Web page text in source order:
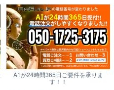
A1が24時間365日ご要件を承りま
す！！